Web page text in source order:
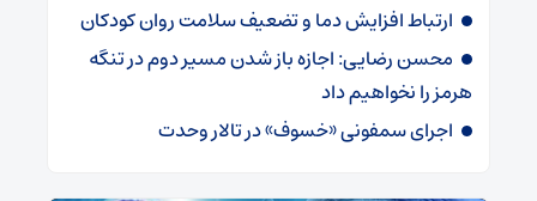
ارتباط افزایش دما و تضعیف سلامت روان کودکان
محسن رضایی: اجازه باز شدن مسیر دوم در تنگه
هرمز را نخواهیم داد
اجرای سمفونی «خسوف» در تالار وحدت